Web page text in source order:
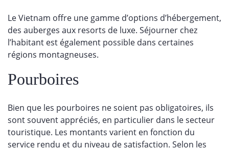
Le Vietnam offre une gamme d’options d’hébergement,
des auberges aux resorts de luxe. Séjourner chez
l’habitant est également possible dans certaines
régions montagneuses.
Pourboires
Bien que les pourboires ne soient pas obligatoires, ils
sont souvent appréciés, en particulier dans le secteur
touristique. Les montants varient en fonction du
service rendu et du niveau de satisfaction. Selon les